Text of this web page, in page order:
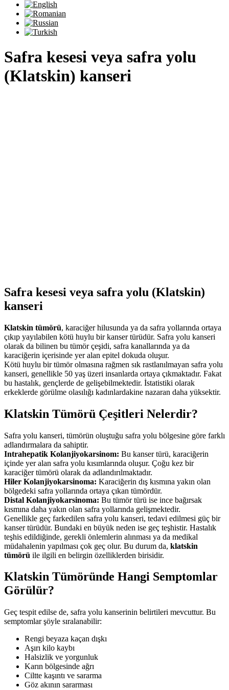
Safra kesesi veya safra yolu
(Klatskin) kanseri
Safra kesesi veya safra yolu (Klatskin)
kanseri
Klatskin tümörü, karaciğer hilusunda ya da safra yollarında ortaya
çıkıp yayılabilen kötü huylu bir kanser türüdür. Safra yolu kanseri
olarak da bilinen bu tümör çeşidi, safra kanallarında ya da
karaciğerin içerisinde yer alan epitel dokuda oluşur.
Kötü huylu bir tümör olmasına rağmen sık rastlanılmayan safra yolu
kanseri, genellikle 50 yaş üzeri insanlarda ortaya çıkmaktadır. Fakat
bu hastalık, gençlerde de gelişebilmektedir. İstatistiki olarak
erkeklerde görülme olasılığı kadınlardakine nazaran daha yüksektir.
Klatskin Tümörü Çeşitleri Nelerdir?
Safra yolu kanseri, tümörün oluştuğu safra yolu bölgesine göre farklı
adlandırmalara da sahiptir.
Intrahepatik Kolanjiyokarsinom: Bu kanser türü, karaciğerin
içinde yer alan safra yolu kısımlarında oluşur. Çoğu kez bir
karaciğer tümörü olarak da adlandırılmaktadır.
Hiler Kolanjiyokarsinoma: Karaciğerin dış kısmına yakın olan
bölgedeki safra yollarında ortaya çıkan tümördür.
Distal Kolanjiyokarsinoma: Bu tümör türü ise ince bağırsak
kısmına daha yakın olan safra yollarında gelişmektedir.
Genellikle geç farkedilen safra yolu kanseri, tedavi edilmesi güç bir
kanser türüdür. Bundaki en büyük neden ise geç teşhistir. Hastalık
teşhis edildiğinde, gerekli önlemlerin alınması ya da medikal
müdahalenin yapılması çok geç olur. Bu durum da, klatskin
tümörü ile ilgili en belirgin özelliklerden birisidir.
Klatskin Tümöründe Hangi Semptomlar
Görülür?
Geç tespit edilse de, safra yolu kanserinin belirtileri mevcuttur. Bu
semptomlar şöyle sıralanabilir:
Rengi beyaza kaçan dışkı
Aşırı kilo kaybı
Halsizlik ve yorgunluk
Karın bölgesinde ağrı
Ciltte kaşıntı ve sararma
Göz akının sararması